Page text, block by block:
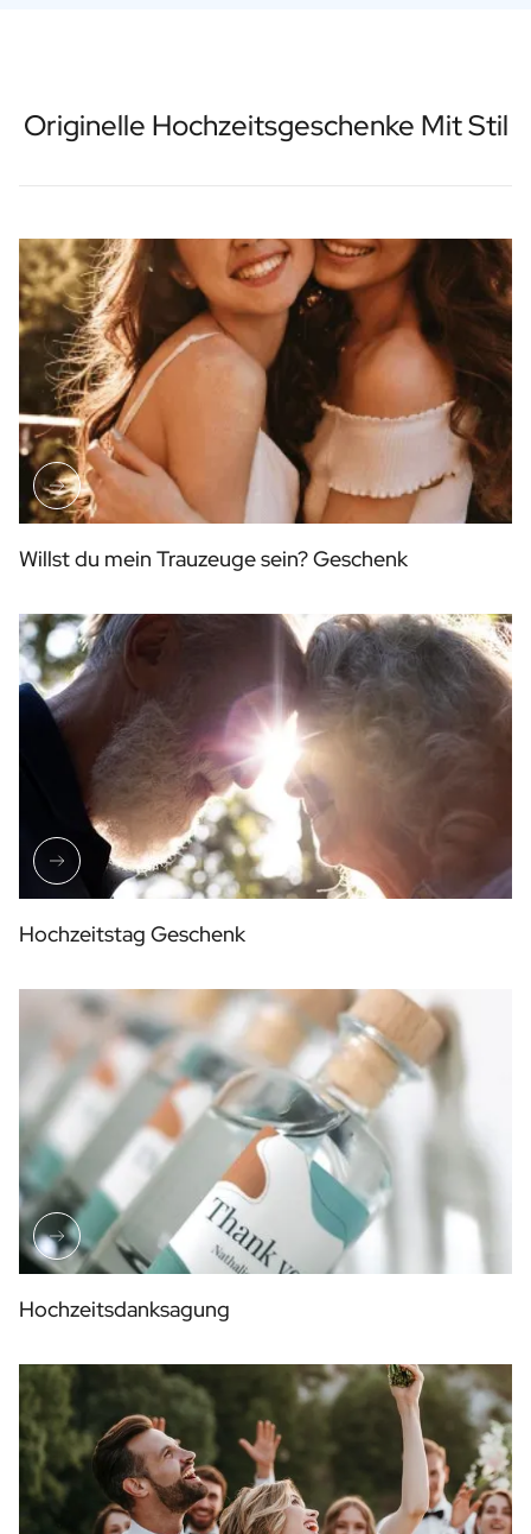
Originelle Hochzeitsgeschenke Mit Stil
Willst du mein Trauzeuge sein? Geschenk
Hochzeitstag Geschenk
Hochzeitsdanksagung